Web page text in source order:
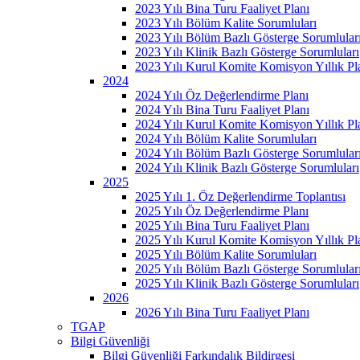
2023 Yılı Bina Turu Faaliyet Planı
2023 Yılı Bölüm Kalite Sorumluları
2023 Yılı Bölüm Bazlı Gösterge Sorumluları
2023 Yılı Klinik Bazlı Gösterge Sorumluları
2023 Yılı Kurul Komite Komisyon Yıllık
2024
2024 Yılı Öz Değerlendirme Planı
2024 Yılı Bina Turu Faaliyet Planı
2024 Yılı Kurul Komite Komisyon Yıllık
2024 Yılı Bölüm Kalite Sorumluları
2024 Yılı Bölüm Bazlı Gösterge Sorumluları
2024 Yılı Klinik Bazlı Gösterge Sorumluları
2025
2025 Yılı 1. Öz Değerlendirme Toplantısı
2025 Yılı Öz Değerlendirme Planı
2025 Yılı Bina Turu Faaliyet Planı
2025 Yılı Kurul Komite Komisyon Yıllık
2025 Yılı Bölüm Kalite Sorumluları
2025 Yılı Bölüm Bazlı Gösterge Sorumluları
2025 Yılı Klinik Bazlı Gösterge Sorumluları
2026
2026 Yılı Bina Turu Faaliyet Planı
TGAP
Bilgi Güvenliği
Bilgi Güvenliği Farkındalık Bildirgesi